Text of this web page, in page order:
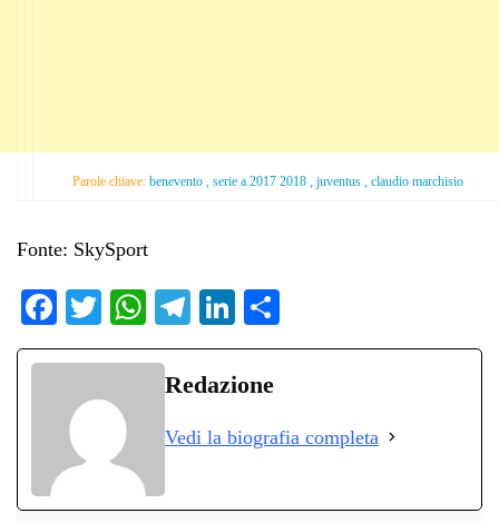
Parole chiave: benevento , serie a 2017 2018 , juventus , claudio marchisio
Fonte: SkySport
Fa
ce
ok
T
wi
r
W
ha
ts
pp
Te
le
gr
m
Li
nk
ed
on
di
Redazione
Vedi la biografia completa